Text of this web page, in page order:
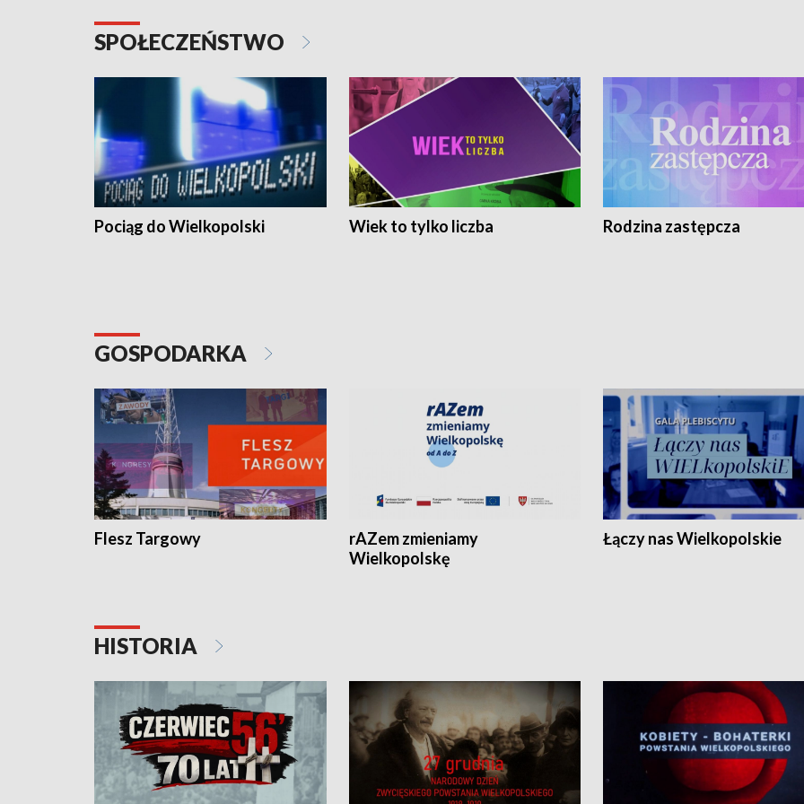
SPOŁECZEŃSTWO
Pociąg do Wielkopolski Wiek to tylko liczba Rodzina zastępcza
GOSPODARKA
Flesz Targowy
rAZem zmieniamy
Wielkopolskę
Łączy nas Wielkopolskie
HISTORIA